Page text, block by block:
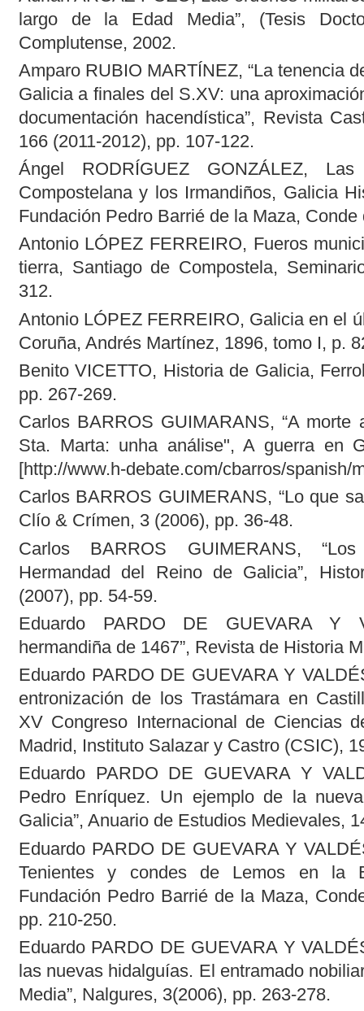
largo de la Edad Media”, (Tesis
Complutense, 2002.
Amparo RUBIO MARTÍNEZ, “La tenencia
Galicia a finales del S.XV: una
documentación hacendística”, Revista
166 (2011-2012), pp. 107-122.
Ángel RODRÍGUEZ GONZÁLEZ,
Compostelana y los Irmandiños, Galicia
Fundación Pedro Barrié de la Maza,
Antonio LÓPEZ FERREIRO, Fueros
tierra, Santiago de Compostela,
312.
Antonio LÓPEZ FERREIRO, Galicia en el
Coruña, Andrés Martínez, 1896, tomo I, p.
Benito VICETTO, Historia de Galicia,
pp. 267-269.
Carlos BARROS GUIMARANS, “A
Sta. Marta: unha análise", A guerra en
[http://www.h-debate.com/cbarros/spanish/
Carlos BARROS GUIMERANS, “Lo que
Clío & Crímen, 3 (2006), pp. 36-48.
Carlos BARROS GUIMERANS,
Hermandad del Reino de Galicia”,
(2007), pp. 54-59.
Eduardo PARDO DE GUEVARA Y
hermandiña de 1467”, Revista de Historia
Eduardo PARDO DE GUEVARA Y
entronización de los Trastámara en
XV Congreso Internacional de Ciencias
Madrid, Instituto Salazar y Castro (CSIC),
Eduardo PARDO DE GUEVARA Y
Pedro Enríquez. Un ejemplo de la
Galicia”, Anuario de Estudios Medievales,
Eduardo PARDO DE GUEVARA Y
Tenientes y condes de Lemos en la
Fundación Pedro Barrié de la Maza,
pp. 210-250.
Eduardo PARDO DE GUEVARA Y
las nuevas hidalguías. El entramado
Media”, Nalgures, 3(2006), pp. 263-278.